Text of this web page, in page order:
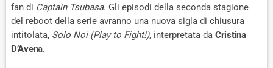
fan di Captain Tsubasa. Gli episodi della seconda stagione
del reboot della serie avranno una nuova sigla di chiusura
intitolata, Solo Noi (Play to Fight!), interpretata da Cristina
D’Avena.